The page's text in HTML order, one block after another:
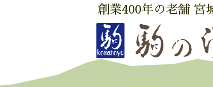
創業400年の老舗 宮